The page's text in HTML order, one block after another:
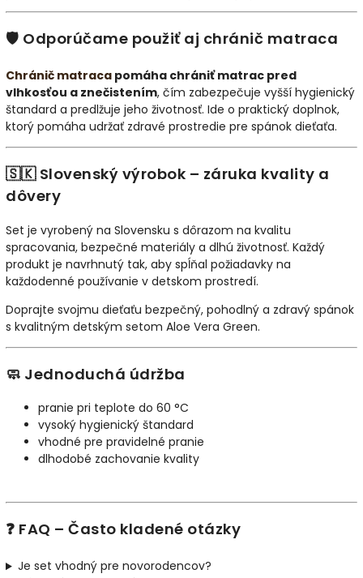
🛡️ Odporúčame použiť aj chránič matraca
Chránič matraca pomáha chrániť matrac pred
vlhkosťou a znečistením, čím zabezpečuje vyšší hygienický
štandard a predlžuje jeho životnosť. Ide o praktický doplnok,
ktorý pomáha udržať zdravé prostredie pre spánok dieťaťa.
🇸🇰 Slovenský výrobok – záruka kvality a
dôvery
Set je vyrobený na Slovensku s dôrazom na kvalitu
spracovania, bezpečné materiály a dlhú životnosť. Každý
produkt je navrhnutý tak, aby spĺňal požiadavky na
každodenné používanie v detskom prostredí.
Doprajte svojmu dieťaťu bezpečný, pohodlný a zdravý spánok
s kvalitným detským setom Aloe Vera Green.
🧼 Jednoduchá údržba
pranie pri teplote do 60 °C
vysoký hygienický štandard
vhodné pre pravidelné pranie
dlhodobé zachovanie kvality
❓ FAQ – Často kladené otázky
Je set vhodný pre novorodencov?